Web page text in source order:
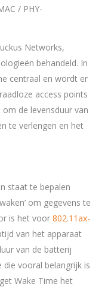
/ PHY-
Networks,
behandeld. In
centraal en wordt er
access points
de levensduur van
te verlengen en het
staat te bepalen
om gegevens te
is het voor 802.11ax-
van het apparaat
van de batterij
die vooral belangrijk is
Wake Time het